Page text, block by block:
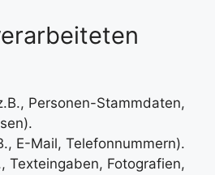
Personen-Stammdaten,
E-Mail, Telefonnummern).
Texteingaben, Fotografien,